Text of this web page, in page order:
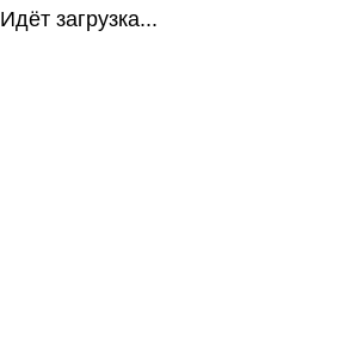
Идёт загрузка...